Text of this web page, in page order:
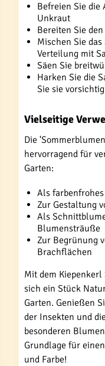
Befreien Sie die
Unkraut
Bereiten Sie
Mischen Sie
Verteilung mit
Säen Sie
Harken Sie die
Sie sie
Vielseitige
Die
hervorragend für
Garten:
Als
Zur Gestaltung
Als
Blumensträuße
Zur Begrünung
Brachflächen
Mit dem
sich ein Stück
Garten. Genießen
der Insekten und
besonderen
Grundlage für
und Farbe!